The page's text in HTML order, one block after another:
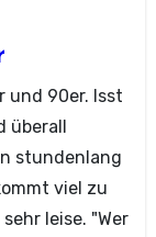
und 90er. Isst
überall
stundenlang
viel zu
leise. "Wer